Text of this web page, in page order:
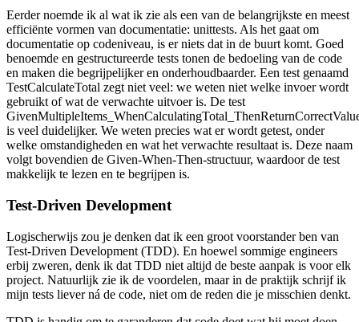
Eerder noemde ik al wat ik zie als een van de belangrijkste en meest
efficiënte vormen van documentatie: unittests. Als het gaat om
documentatie op codeniveau, is er niets dat in de buurt komt. Goed
benoemde en gestructureerde tests tonen de bedoeling van de code
en maken die begrijpelijker en onderhoudbaarder. Een test genaamd
TestCalculateTotal zegt niet veel: we weten niet welke invoer wordt
gebruikt of wat de verwachte uitvoer is. De test
is veel duidelijker. We weten precies wat er wordt getest, onder
welke omstandigheden en wat het verwachte resultaat is. Deze naam
volgt bovendien de Given-When-Then-structuur, waardoor de test
makkelijk te lezen en te begrijpen is.
Test-Driven Development
Logischerwijs zou je denken dat ik een groot voorstander ben van
Test-Driven Development (TDD). En hoewel sommige engineers
erbij zweren, denk ik dat TDD niet altijd de beste aanpak is voor elk
project. Natuurlijk zie ik de voordelen, maar in de praktijk schrijf ik
mijn tests liever ná de code, niet om de reden die je misschien denkt.